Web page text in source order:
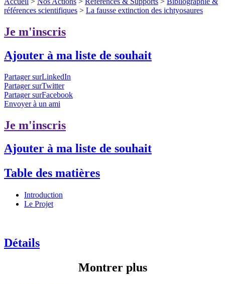
références scientifiques > La fausse extinction des ichtyosaures
Je m'inscris
Ajouter à ma liste de souhait
Partager surLinkedIn
Partager surTwitter
Partager surFacebook
Envoyer à un ami
Je m'inscris
Ajouter à ma liste de souhait
Table des matières
Introduction
Le Projet
Détails
Montrer plus